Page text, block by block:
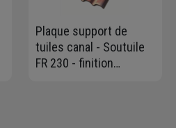
Plaque support de
tuiles canal - Soutuile
FR 230 - finition